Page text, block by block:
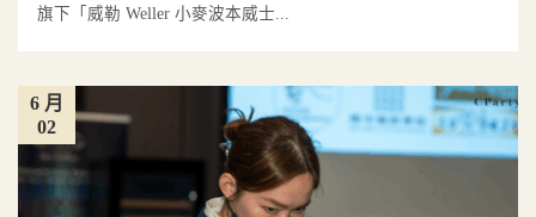
旗下「威勒 Weller 小麥波本威士...
02
6 月